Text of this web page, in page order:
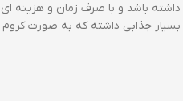
باشد و با صرف زمان و
جذابی داشته که به صورت